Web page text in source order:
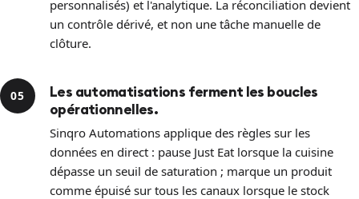
personnalisés) et l'analytique. La réconciliation devient
un contrôle dérivé, et non une tâche manuelle de
clôture.
05
Les automatisations ferment les boucles
opérationnelles.
Sinqro Automations applique des règles sur les
données en direct : pause Just Eat lorsque la cuisine
dépasse un seuil de saturation ; marque un produit
comme épuisé sur tous les canaux lorsque le stock